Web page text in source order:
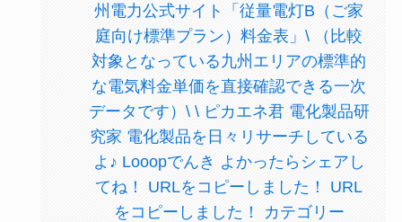
州電力公式サイト「従量電灯B（ご家
庭向け標準プラン）料金表」\ （比較
対象となっている九州エリアの標準的
な電気料金単価を直接確認できる一次
データです）\ \ ピカエネ君 電化製品研
究家 電化製品を日々リサーチしている
よ♪ Looopでんき よかったらシェアし
てね！ URLをコピーしました！ URL
をコピーしました！ カテゴリー